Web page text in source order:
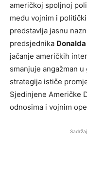
američkoj spoljnoj
među vojnim i
predstavlja jasnu
predsjednika
jačanje američkih
smanjuje angažman
strategija ističe
Sjedinjene Američke
odnosima i vojnim